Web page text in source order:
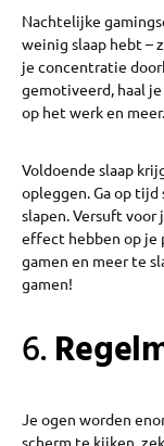
Nachtelijke
weinig slaap hebt –
je concentratie
gemotiveerd, haal je
op het werk en meer.
Voldoende slaap
opleggen. Ga op
slapen. Versuft
effect hebben op je
gamen en meer te
gamen!
6.
Je ogen worden
scherm te kijken,